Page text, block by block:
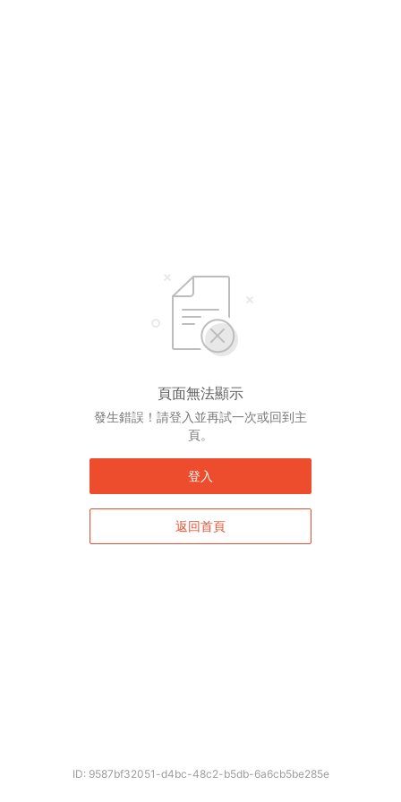
頁面無法顯示
發生錯誤！請登入並再試一次或回到主
頁。
登入
返回首頁
ID: 9587bf32051-d4bc-48c2-b5db-6a6cb5be285e